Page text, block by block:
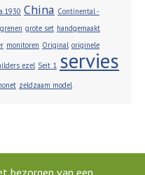
China Continental -
grenen grote set handgemaakt
monitoren Original originele
ezel Seit 1 servies
zeldzaam model
bezorgen van een